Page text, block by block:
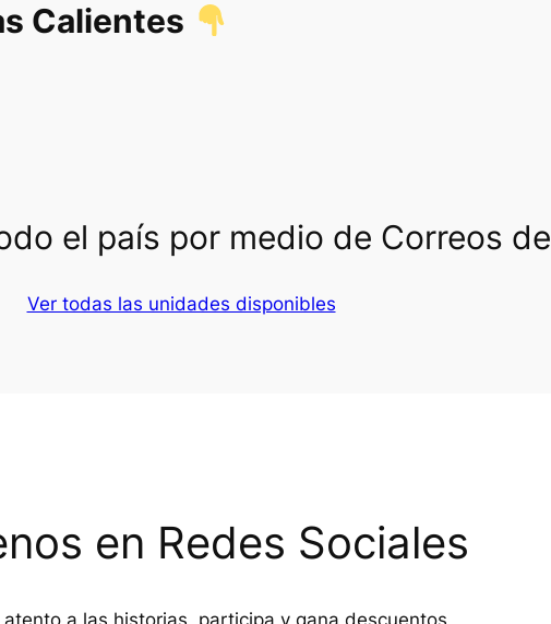
Calientes
el país por medio de Correos
Ver todas las unidades disponibles
en Redes Sociales